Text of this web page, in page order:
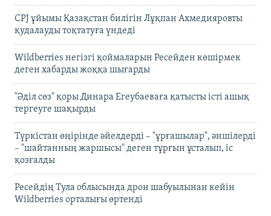
CPJ ұйымы Қазақстан билігін Лұқпан Ахмедияровты
қудалауды тоқтатуға үндеді
Wildberries негізгі қоймаларын Ресейден көшірмек
деген хабарды жоққа шығарды
"Әділ сөз" қоры Динара Егеубаеваға қатысты істі ашық
тергеуге шақырды
Түркістан өңірінде әйелдерді – "ұрғашылар", әншілерді
– "шайтанның жаршысы" деген тұрғын ұсталып, іс
қозғалды
Ресейдің Тула облысында дрон шабуылынан кейін
Wildberries орталығы өртенді